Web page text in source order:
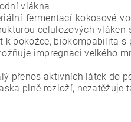
vlákna
fermentací kokosové
celulozových vláken
k pokožce, biokompabilita s
impregnaci velkého
přenos aktivních látek do
plně rozloží, nezatěžuje